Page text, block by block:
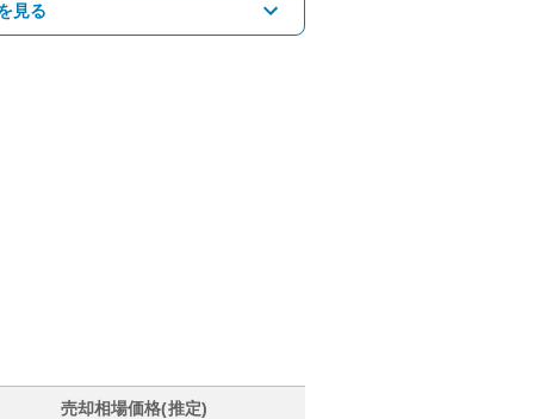
見る
売却相場価格(推定)